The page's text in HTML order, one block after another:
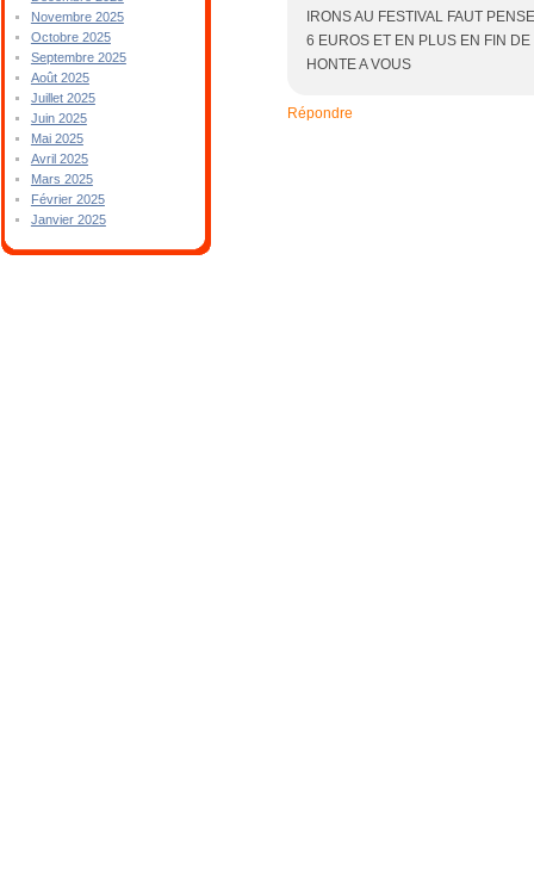
Novembre 2025
Octobre 2025
Septembre 2025
Août 2025
Juillet 2025
Juin 2025
Mai 2025
Avril 2025
Mars 2025
Février 2025
Janvier 2025
IRONS AU FESTIVAL FAUT
6 EUROS ET EN PLUS EN FIN
HONTE A VOUS
Répondre